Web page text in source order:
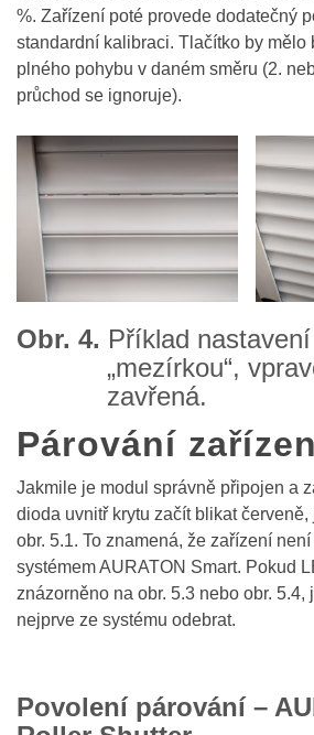
%. Zařízení poté provede dodatečný
standardní kalibraci. Tlačítko by mělo
plného pohybu v daném směru (2.
průchod se ignoruje).
Obr. 4. Příklad
„mezírkou“,
zavřená.
Párování
Jakmile je modul správně připojen a
dioda uvnitř krytu začít blikat
obr. 5.1. To znamená, že zařízení
systémem AURATON Smart. Pokud
znázorněno na obr. 5.3 nebo obr. 5.4,
nejprve ze systému odebrat.
Povolení párování –